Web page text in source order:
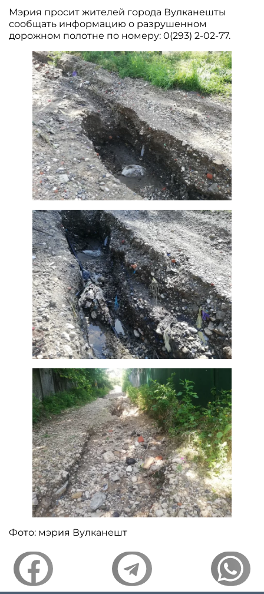
Мэрия просит жителей города Вулканешты
сообщать информацию о разрушенном
дорожном полотне по номеру: 0(293) 2-02-77.
Фото: мэрия Вулканешт